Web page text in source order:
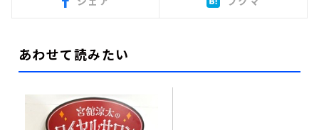
あわせて読みたい